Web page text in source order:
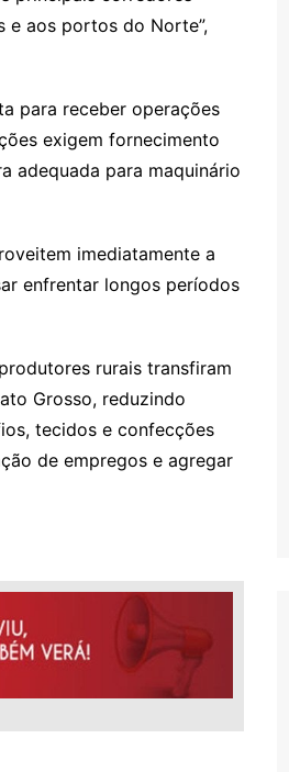
e aos portos do Norte”,
para receber operações
exigem fornecimento
adequada para maquinário
imediatamente a
enfrentar longos períodos
rurais transfiram
Grosso, reduzindo
tecidos e confecções
de empregos e agregar